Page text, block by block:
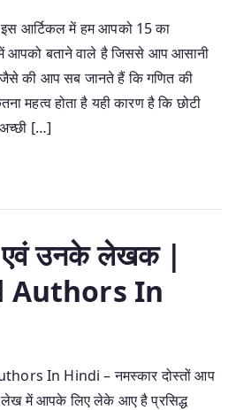
आर्टिकल में हम आपको 15 का
आपको बताने वाले है जिससे आप आसानी
की आप सब जानते हैं कि गणित की
महत्व होता है यही कारण है कि छोटी
[…]
एवं उनके लेखक |
Authors In
In Hindi – नमस्कार दोस्तों आप
में आपके लिए लेके आए है प्रसिद्ध